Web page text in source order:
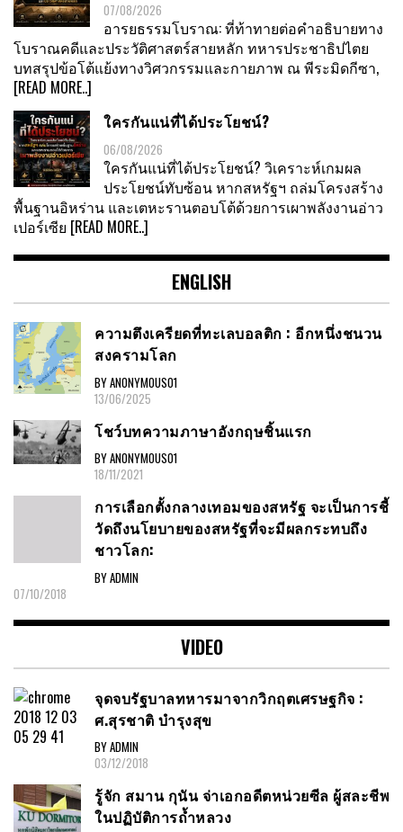
07/08/2026
อารยธรรมโบราณ: ที่ท้าทายต่อคำอธิบายทาง
โบราณคดีและประวัติศาสตร์สายหลัก ทหารประชาธิปไตย
บทสรุปข้อโต้แย้งทางวิศวกรรมและกายภาพ ณ พีระมิดกีซา,
[READ MORE..]
ใครกันแน่ที่ได้ประโยชน์?
06/08/2026
ใครกันแน่ที่ได้ประโยชน์? วิเคราะห์เกมผล
ประโยชน์ทับซ้อน หากสหรัฐฯ ถล่มโครงสร้าง
พื้นฐานอิหร่าน และเตหะรานตอบโต้ด้วยการเผาพลังงานอ่าว
เปอร์เซีย [READ MORE..]
ENGLISH
ความตึงเครียดที่ทะเลบอลติก : อีกหนึ่งชนวน
สงครามโลก
BY ANONYMOUS01
13/06/2025
โชว์บทความภาษาอังกฤษชิ้นแรก
BY ANONYMOUS01
18/11/2021
การเลือกตั้งกลางเทอมของสหรัฐ จะเป็นการชี้
วัดถึงนโยบายของสหรัฐที่จะมีผลกระทบถึง
ชาวโลก:
BY ADMIN
07/10/2018
VIDEO
จุดจบรัฐบาลทหารมาจากวิกฤตเศรษฐกิจ :
ศ.สุรชาติ บำรุงสุข
BY ADMIN
03/12/2018
รู้จัก สมาน กุนัน จ่าเอกอดีตหน่วยซีล ผู้สละชีพ
ในปฏิบัติการถ้ำหลวง